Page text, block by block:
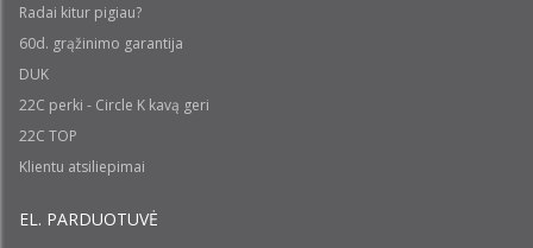
Radai kitur pigiau?
60d. grąžinimo garantija
DUK
22C perki - Circle K kavą geri
22C TOP
Klientu atsiliepimai
EL. PARDUOTUVĖ